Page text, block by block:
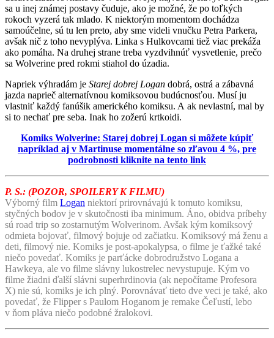
sa u inej známej postavy čuduje, ako je možné, že po toľkých
rokoch vyzerá tak mlado. K niektorým momentom dochádza
samoúčelne, sú tu len preto, aby sme videli vnučku Petra Parkera,
avšak nič z toho nevyplýva. Linka s Hulkovcami tiež viac prekáža
ako pomáha. Na druhej strane treba vyzdvihnúť vysvetlenie, prečo
sa Wolverine pred rokmi stiahol do úzadia.
Napriek výhradám je Starej dobrej Logan dobrá, ostrá a zábavná
jazda naprieč alternatívnou komiksovou budúcnosťou. Musí ju
vlastniť každý fanúšik amerického komiksu. A ak nevlastní, mal by
si to nechať pre seba. Inak ho zožerú krtkoidi.
Komiks Wolverine: Starej dobrej Logan si môžete kúpiť
napríklad aj v Martinuse momentálne so zľavou 4 %, pre
podrobnosti kliknite na tento link
P. S.: (POZOR, SPOILERY K FILMU)
Výborný film Logan niektorí prirovnávajú k tomuto komiksu,
styčných bodov je v skutočnosti iba minimum. Áno, obidva príbehy
sú road trip so zostarnutým Wolverinom. Avšak kým komiksový
odmieta bojovať, filmový bojuje od začiatku. Komiksový má ženu a
deti, filmový nie. Komiks je post-apokalypsa, o filme je ťažké také
niečo povedať. Komiks je parťácke dobrodružstvo Logana a
Hawkeya, ale vo filme slávny lukostrelec nevystupuje. Kým vo
filme žiadni ďalší slávni superhrdinovia (ak nepočítame Profesora
X) nie sú, komiks je ich plný. Porovnávať tieto dve veci je také, ako
povedať, že Flipper s Paulom Hoganom je remake Čeľustí, lebo
v ňom pláva niečo podobné žralokovi.